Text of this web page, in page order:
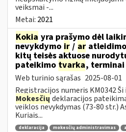
veiksmai -...
Metai: 2021
Kokia yra prašymo dėl
nevykdymo ir / ar
kitų teisės aktuose
pateikimo tvarka, terminai
Web turinio sąrašas 2025-08-01
Registracijos numeris KM0342
Mokesčių deklaracijos
veiklos nevykdymas (73-80 str.)
Kuriais...
deklaracija mokesčių administravimas